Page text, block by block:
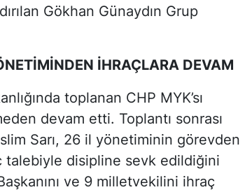
Gökhan Günaydın Grup
İHRAÇLARA DEVAM
toplanan CHP MYK’sı
devam etti. Toplantı sonrası
Sarı, 26 il yönetiminin görevden
talebiyle disipline sevk edildiğini
ve 9 milletvekilini ihraç